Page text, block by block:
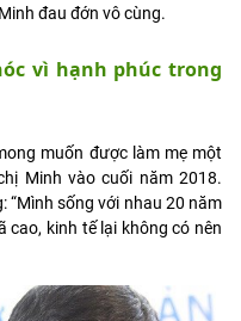
đau đớn vô cùng.
vì hạnh phúc trong
muốn được làm mẹ một
Minh vào cuối năm 2018.
“Mình sống với nhau 20 năm
cao, kinh tế lại không có nên